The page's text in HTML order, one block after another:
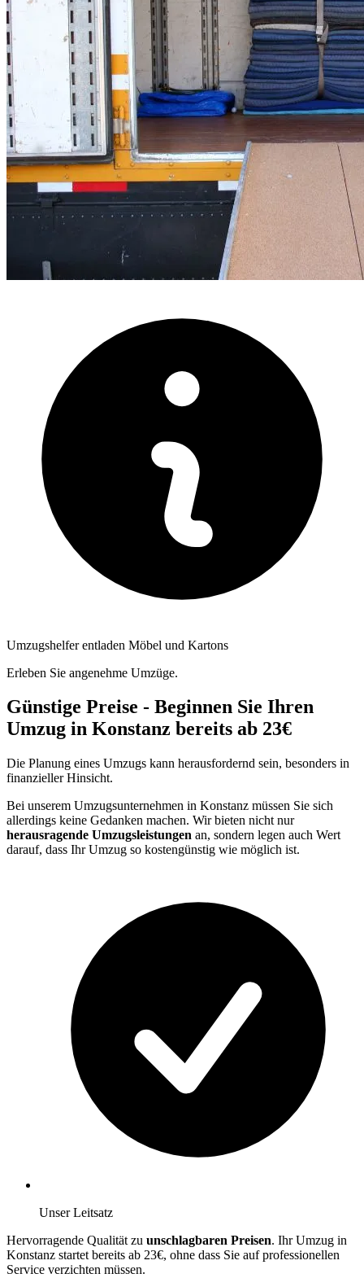
Umzugshelfer entladen Möbel und Kartons
Erleben Sie angenehme Umzüge.
Günstige Preise - Beginnen Sie Ihren
Umzug in Konstanz bereits ab 23€
Die Planung eines Umzugs kann herausfordernd sein, besonders in
finanzieller Hinsicht.
Bei unserem Umzugsunternehmen in Konstanz müssen Sie sich
allerdings keine Gedanken machen. Wir bieten nicht nur
herausragende Umzugsleistungen an, sondern legen auch Wert
darauf, dass Ihr Umzug so kostengünstig wie möglich ist.
Unser Leitsatz
Hervorragende Qualität zu unschlagbaren Preisen. Ihr Umzug in
Konstanz startet bereits ab 23€, ohne dass Sie auf professionellen
Service verzichten müssen.